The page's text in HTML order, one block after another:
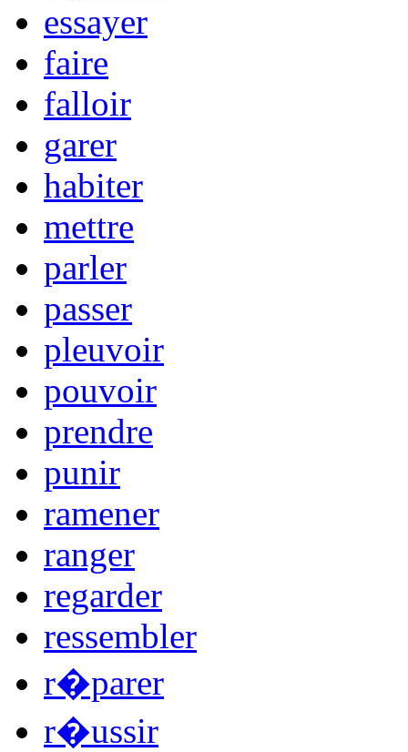
essayer
faire
falloir
garer
habiter
mettre
parler
passer
pleuvoir
pouvoir
prendre
punir
ramener
ranger
regarder
ressembler
r�parer
r�ussir